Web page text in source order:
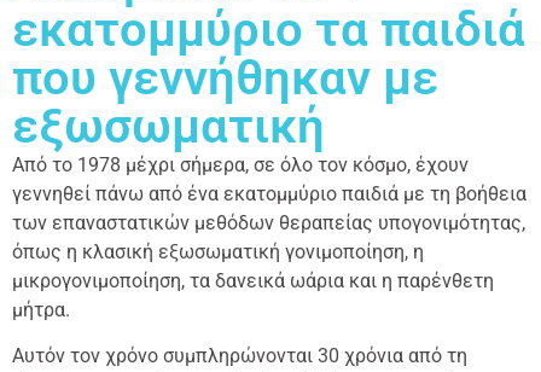
εκατομμύριο τα παιδιά
που γεννήθηκαν με
εξωσωματική
Aπό το 1978 μέχρι σήμερα, σε όλο τον κόσμο, έχουν
γεννηθεί πάνω από ένα εκατομμύριο παιδιά με τη βοήθεια
των επαναστατικών μεθόδων θεραπείας υπογονιμότητας,
όπως η κλασική εξωσωματική γονιμοποίηση, η
μικρογονιμοποίηση, τα δανεικά ωάρια και η παρένθετη
μήτρα.
Αυτόν τον χρόνο συμπληρώνονται 30 χρόνια από τη